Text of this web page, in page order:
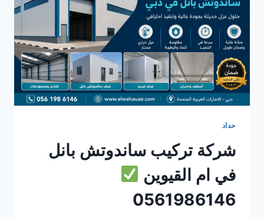
حداد
شركة تركيب ساندوتش بانل
في ام القيوين
0561986146